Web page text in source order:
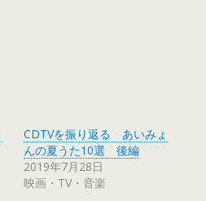
CDTVを振り返る あいみょ
んの夏うた10選 後編
2019年7月28日
映画・TV・音楽